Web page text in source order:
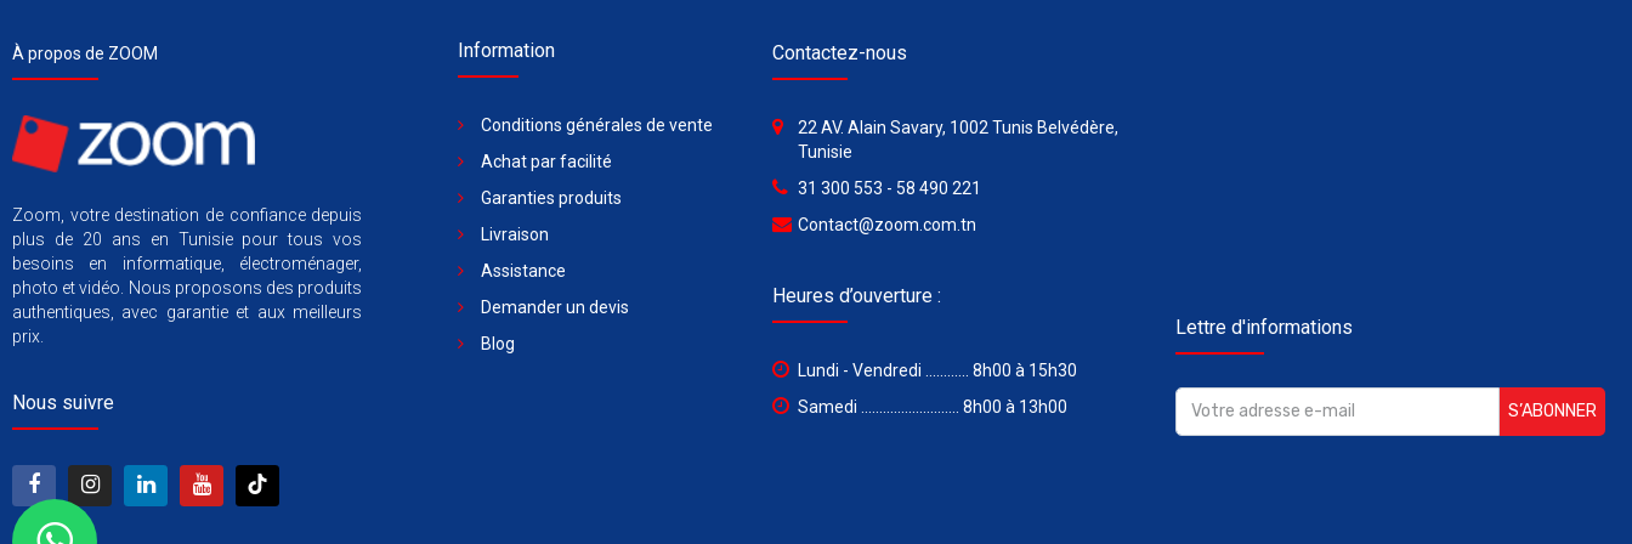
À propos de ZOOM
Zoom, votre destination de confiance depuis
plus de 20 ans en Tunisie pour tous vos
besoins en informatique, électroménager,
photo et vidéo. Nous proposons des produits
authentiques, avec garantie et aux meilleurs
prix.
Nous suivre
Information
Conditions générales de vente
Achat par facilité
Garanties produits
Livraison
Assistance
Demander un devis
Blog
Contactez-nous
22 AV. Alain Savary, 1002 Tunis Belvédère,
Tunisie
31 300 553 - 58 490 221
Contact@zoom.com.tn
Heures d’ouverture :
Lundi - Vendredi ............ 8h00 à 15h30
Samedi ........................... 8h00 à 13h00
Lettre d'informations
S’ABONNER